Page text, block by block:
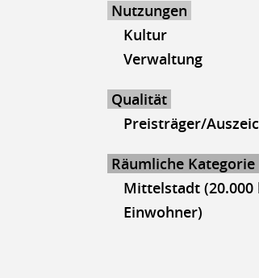
Nutzungen
Kultur
Verwaltung
Qualität
Preisträger/
Räumliche Kategorie
Mittelstadt (20.000
Einwohner)